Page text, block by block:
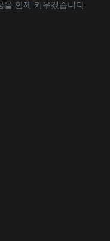
을 함께 키우겠습니다